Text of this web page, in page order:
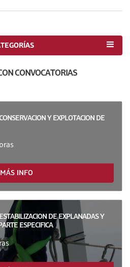
CONVOCATORIAS
Y EXPLOTACION DE
MÁS INFO
DE EXPLANADAS Y
ESPECIFICA